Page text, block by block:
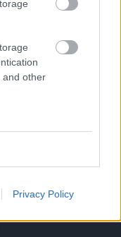
and other
Privacy Policy